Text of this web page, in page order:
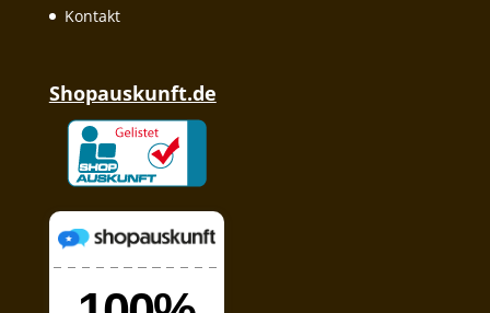
Kontakt
Shopauskunft.de